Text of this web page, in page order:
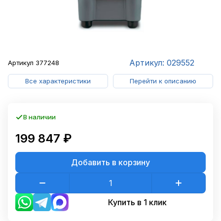
Артикул 377248 Артикул: 029552
Все характеристики Перейти к описанию
В наличии
199 847 ₽
Добавить в корзину
Купить в 1 клик